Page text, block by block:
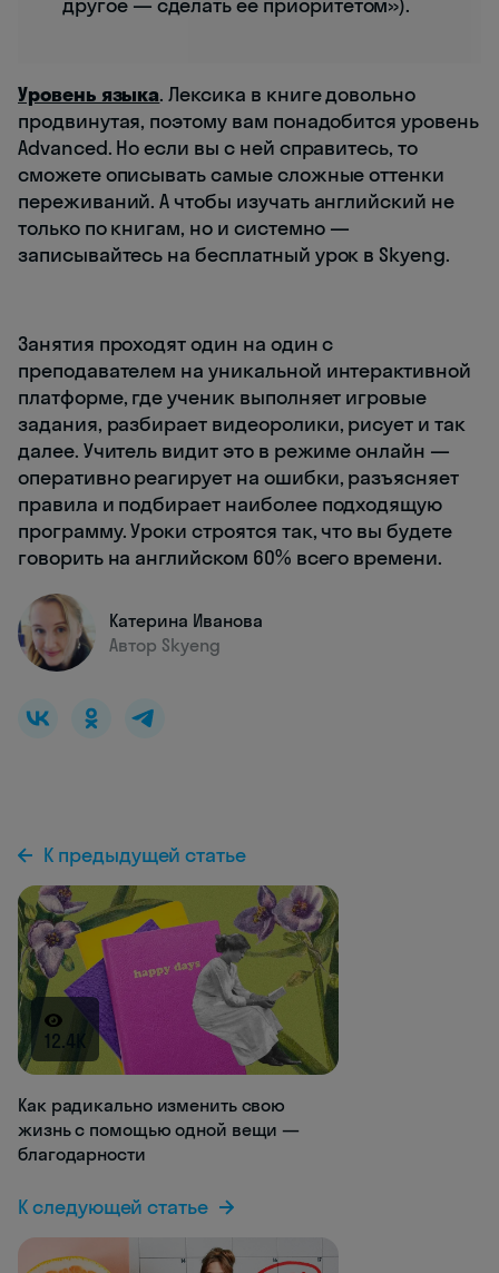
другое — сделать ее приоритетом»).
Уровень языка. Лексика в книге довольно
продвинутая, поэтому вам понадобится уровень
Advanced. Но если вы с ней справитесь, то
сможете описывать самые сложные оттенки
переживаний. А чтобы изучать английский не
только по книгам, но и системно —
записывайтесь на бесплатный урок в Skyeng.
Занятия проходят один на один с
преподавателем на уникальной интерактивной
платформе, где ученик выполняет игровые
задания, разбирает видеоролики, рисует и так
далее. Учитель видит это в режиме онлайн —
оперативно реагирует на ошибки, разъясняет
правила и подбирает наиболее подходящую
программу. Уроки строятся так, что вы будете
говорить на английском 60% всего времени.
Катерина Иванова
Автор Skyeng
К предыдущей статье
12.4K
Как радикально изменить свою
жизнь с помощью одной вещи —
благодарности
К следующей статье